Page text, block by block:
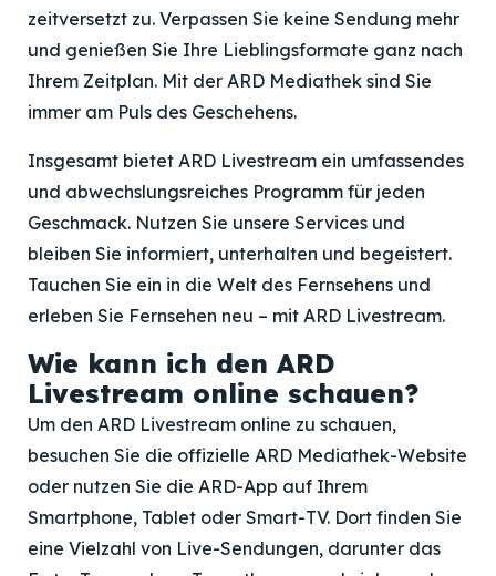
zeitversetzt zu. Verpassen Sie keine Sendung mehr
und genießen Sie Ihre Lieblingsformate ganz nach
Ihrem Zeitplan. Mit der ARD Mediathek sind Sie
immer am Puls des Geschehens.
Insgesamt bietet ARD Livestream ein umfassendes
und abwechslungsreiches Programm für jeden
Geschmack. Nutzen Sie unsere Services und
bleiben Sie informiert, unterhalten und begeistert.
Tauchen Sie ein in die Welt des Fernsehens und
erleben Sie Fernsehen neu – mit ARD Livestream.
Wie kann ich den ARD
Livestream online schauen?
Um den ARD Livestream online zu schauen,
besuchen Sie die offizielle ARD Mediathek-Website
oder nutzen Sie die ARD-App auf Ihrem
Smartphone, Tablet oder Smart-TV. Dort finden Sie
eine Vielzahl von Live-Sendungen, darunter das